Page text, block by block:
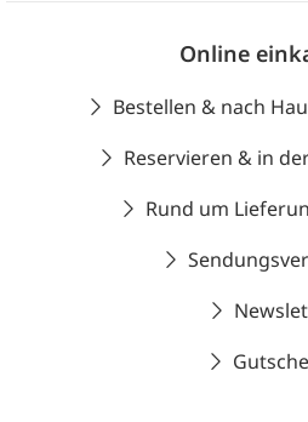
Online
Bestellen & nach
Reservieren & in
Rund um